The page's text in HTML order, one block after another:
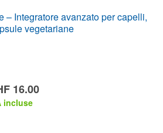
– Integratore avanzato per capelli,
vegetariane
16.00
incluse